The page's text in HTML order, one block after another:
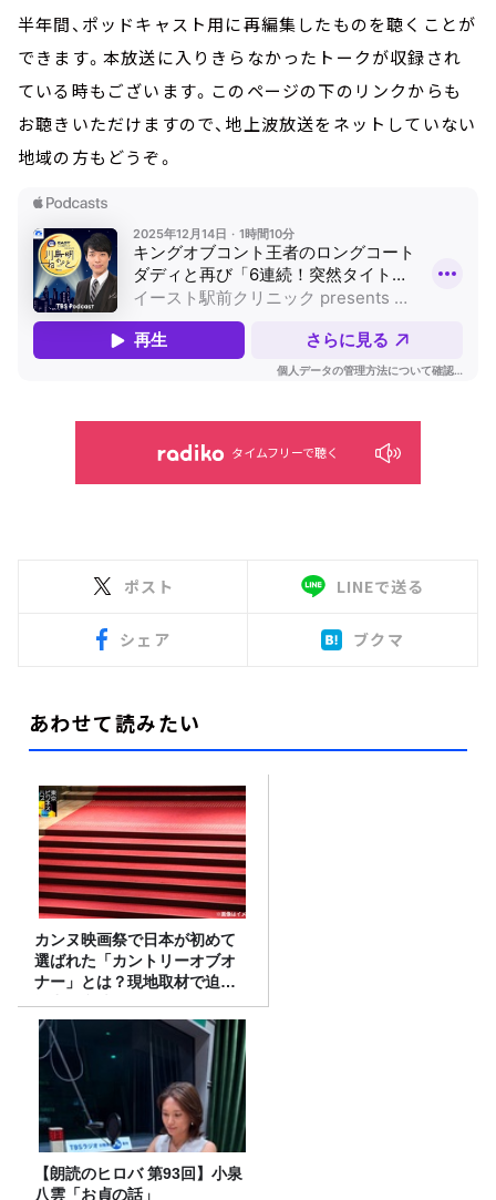
半年間、ポッドキャスト用に再編集したものを聴くことが
できます。本放送に入りきらなかったトークが収録され
ている時もございます。このページの下のリンクからも
お聴きいただけますので、地上波放送をネットしていない
地域の方もどうぞ。
タイムフリーで聴く
ポスト LINEで送る
シェア ブクマ
あわせて読みたい
カンヌ映画祭で日本が初めて
選ばれた「カントリーオブオ
ナー」とは？現地取材で迫る
選出の意味
【朗読のヒロバ 第93回】小泉
八雲「お貞の話」